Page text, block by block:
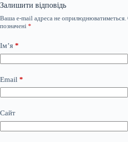
Залишити відповідь
Ваша e-mail адреса не оприлюднюватиметься.
позначені *
Ім’я *
Email *
Сайт